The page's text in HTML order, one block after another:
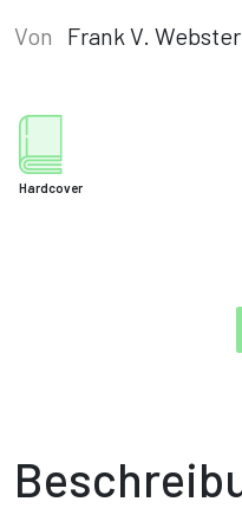
Von Frank V. Webster
Hardcover